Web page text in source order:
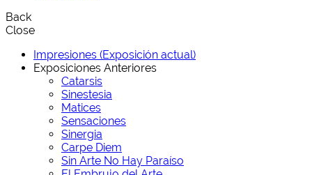
Back
Close
Impresiones (Exposición actual)
Exposiciones Anteriores
Catarsis
Sinestesia
Matices
Sensaciones
Sinergia
Carpe Diem
Sin Arte No Hay Paraíso